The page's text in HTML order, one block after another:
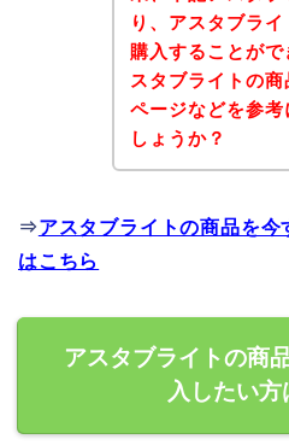
り、アスタブラ
購入することが
スタブライトの
ページなどを参
しょうか？
⇒アスタブライトの商品を
はこちら
アスタブライトの商
入したい方